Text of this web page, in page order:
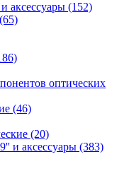
аксессуары (152)
(65)
оптических
(46)
(20)
и аксессуары (383)